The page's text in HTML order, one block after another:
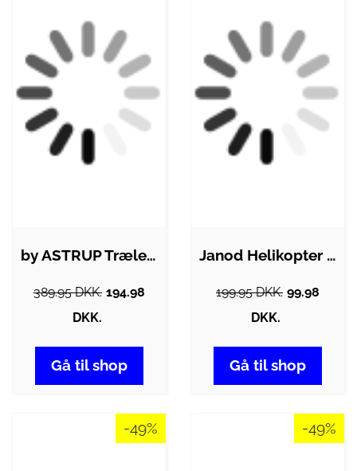
by ASTRUP Trælegetøj - 8 Dele -…
389.95 DKK. 194.98
DKK.
Gå til shop
Janod Helikopter m. Magneter
199.95 DKK. 99.98
DKK.
Gå til shop
-49% -49%